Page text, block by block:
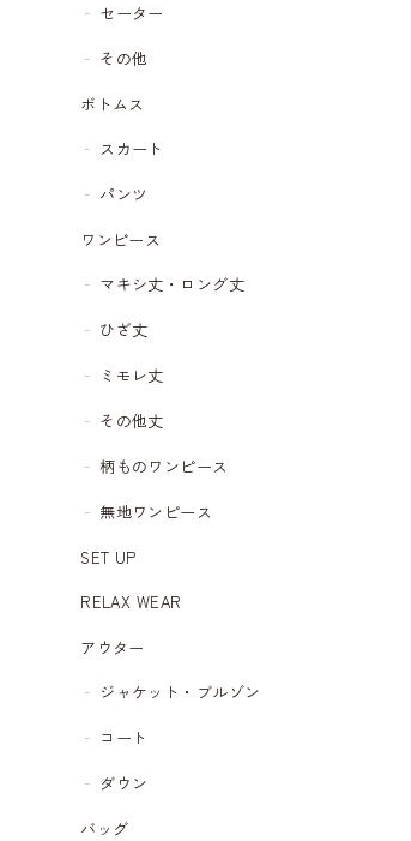
セーター
その他
ボトムス
スカート
パンツ
ワンピース
マキシ丈・ロング丈
ひざ丈
ミモレ丈
その他丈
柄ものワンピース
無地ワンピース
SET UP
RELAX WEAR
アウター
ジャケット・ブルゾン
コート
ダウン
バッグ